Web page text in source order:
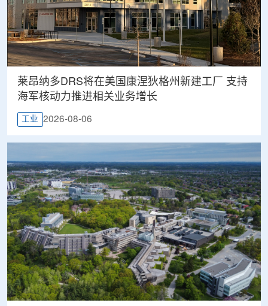
莱昂纳多DRS将在美国康涅狄格州新建工厂 支持
海军核动力推进相关业务增长
工业 2026-08-06